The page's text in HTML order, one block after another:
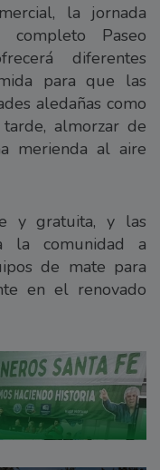
la jornada
Paseo
diferentes
para que las
aledañas como
almorzar de
merienda al aire
y gratuita, y las
la comunidad a
de mate para
en el renovado